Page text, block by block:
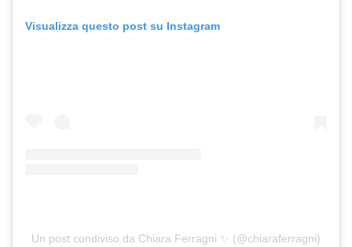
Visualizza questo post su Instagram
Un post condiviso da Chiara Ferragni ✨ (@chiaraferragni)